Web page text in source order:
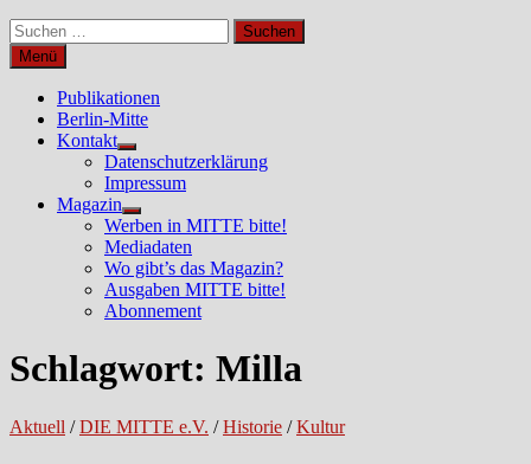
Suchen
nach:
Menü
Publikationen
Berlin-Mitte
Kontakt
Untermenü
anzeigen
Datenschutzerklärung
Impressum
Magazin
Untermenü
anzeigen
Werben in MITTE bitte!
Mediadaten
Wo gibt’s das Magazin?
Ausgaben MITTE bitte!
Abonnement
Schlagwort: Milla
Aktuell /DIE MITTE e.V. /Historie /Kultur